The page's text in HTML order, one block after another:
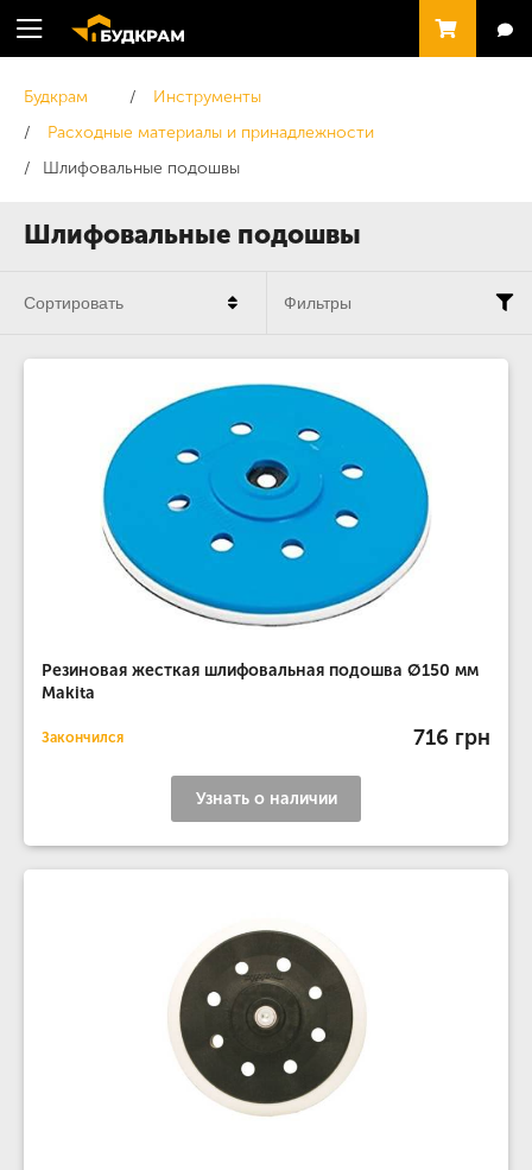
Шлифовальные подошвы
Будкрам
Инструменты
Расходные материалы и принадлежности
Шлифовальные подошвы
Резиновая жесткая шлифовальная подошва Ø150 мм
Makita
Закончился 716 грн
Узнать о наличии
Сортировать Фильтры